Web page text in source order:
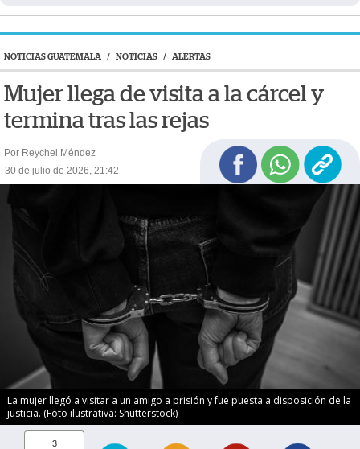
NOTICIAS GUATEMALA / NOTICIAS / ALERTAS
Mujer llega de visita a la cárcel y
termina tras las rejas
Por Reychel Méndez
30 de julio de 2026, 21:42
La mujer llegó a visitar a un amigo a prisión y fue puesta a disposición de la
justicia. (Foto ilustrativa: Shutterstock)
3